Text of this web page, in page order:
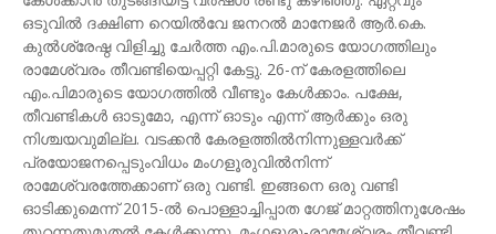
ഒടുവിൽ ദക്ഷിണ റെയിൽവേ ജനറൽ മാനേജർ ആർ.കെ.
കുൽശ്രേഷ്ഠ വിളിച്ചു ചേർത്ത എം.പി.മാരുടെ യോഗത്തിലും
രാമേശ്വരം തീവണ്ടിയെപ്പറ്റി കേട്ടു. 26-ന് കേരളത്തിലെ
എം.പിമാരുടെ യോഗത്തിൽ വീണ്ടും കേൾക്കാം. പക്ഷേ,
തീവണ്ടികൾ ഓടുമോ, എന്ന് ഓടും എന്ന് ആർക്കും ഒരു
നിശ്ചയവുമില്ല. വടക്കൻ കേരളത്തിൽനിന്നുള്ളവർക്ക്
പ്രയോജനപ്പെടുംവിധം മംഗളൂരുവിൽനിന്ന്
രാമേശ്വരത്തേക്കാണ് ഒരു വണ്ടി. ഇങ്ങനെ ഒരു വണ്ടി
ഓടിക്കുമെന്ന് 2015-ൽ പൊള്ളാച്ചിപ്പാത ഗേജ് മാറ്റത്തിനുശേഷം